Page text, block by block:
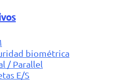
biométrica
/ Parallel
E/S